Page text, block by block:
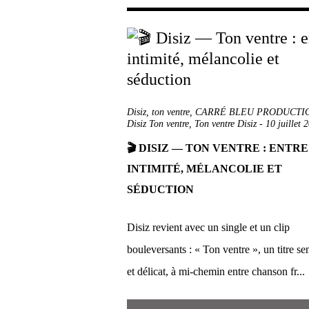
Disiz, ton ventre, CARRÉ BLEU
Disiz Ton ventre, Ton ventre Disiz- 10 juillet
🎬 DISIZ — TON VENTRE : ENTRE
INTIMITÉ, MÉLANCOLIE ET
SÉDUCTION
Disiz revient avec un single et un clip
bouleversants : « Ton ventre », un titre
et délicat, à mi-chemin entre chanson fr...